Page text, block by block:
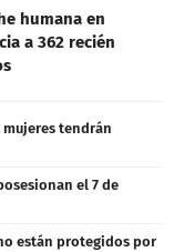
humana en
a 362 recién
tendrán
el 7 de
están protegidos por